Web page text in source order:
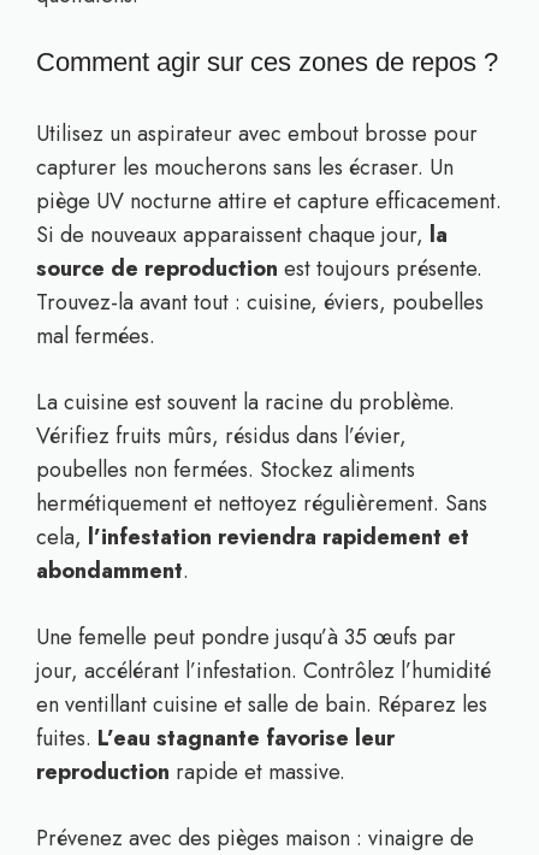
Comment agir sur ces zones de repos ?
Utilisez un aspirateur avec embout brosse pour
capturer les moucherons sans les écraser. Un
piège UV nocturne attire et capture efficacement.
Si de nouveaux apparaissent chaque jour, la
source de reproduction est toujours présente.
Trouvez-la avant tout : cuisine, éviers, poubelles
mal fermées.
La cuisine est souvent la racine du problème.
Vérifiez fruits mûrs, résidus dans l’évier,
poubelles non fermées. Stockez aliments
hermétiquement et nettoyez régulièrement. Sans
cela, l’infestation reviendra rapidement et
abondamment.
Une femelle peut pondre jusqu’à 35 œufs par
jour, accélérant l’infestation. Contrôlez l’humidité
en ventillant cuisine et salle de bain. Réparez les
fuites. L’eau stagnante favorise leur
reproduction rapide et massive.
Prévenez avec des pièges maison : vinaigre de